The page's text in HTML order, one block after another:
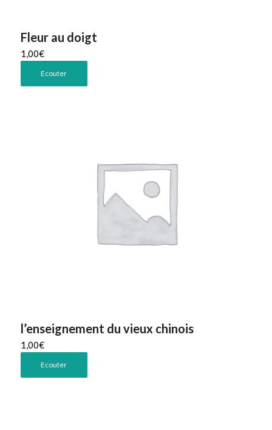
Fleur au doigt
1,00€
Ecouter
l’enseignement du vieux chinois
1,00€
Ecouter